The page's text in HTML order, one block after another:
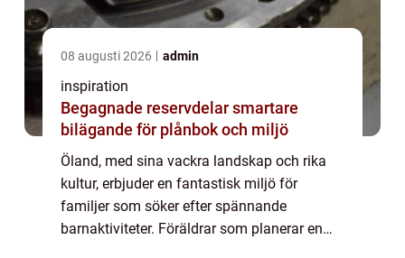
08 augusti 2026 admin
inspiration
Begagnade reservdelar smartare
bilägande för plånbok och miljö
Öland, med sina vackra landskap och rika
kultur, erbjuder en fantastisk miljö för
familjer som söker efter spännande
barnaktiviteter. Föräldrar som planerar en